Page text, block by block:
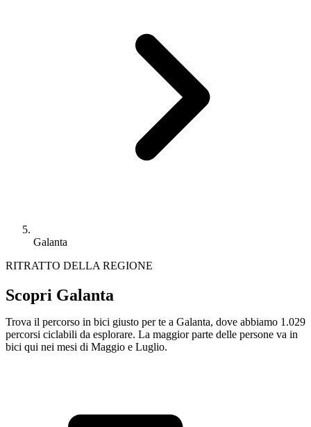
Galanta
RITRATTO DELLA REGIONE
Scopri Galanta
Trova il percorso in bici giusto per te a Galanta, dove abbiamo 1.029
percorsi ciclabili da esplorare. La maggior parte delle persone va in
bici qui nei mesi di Maggio e Luglio.